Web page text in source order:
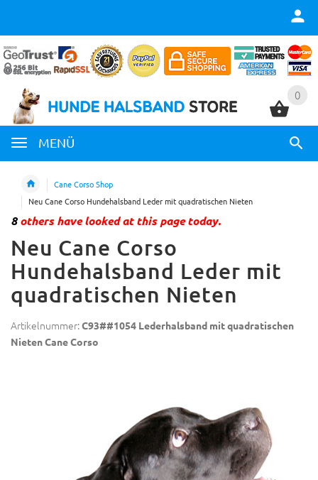
0
MENÜ
0
Cane Corso Shop
Neu Cane Corso Hundehalsband Leder mit quadratischen Nieten
8others have looked at this page today.
Neu Cane Corso
Hundehalsband Leder mit
quadratischen Nieten
Artikelnummer:C93##1054 Lederhalsband mit quadratischen
Nieten Cane Corso